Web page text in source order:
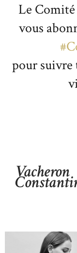
Le
vous
pour suivre
Vacheron